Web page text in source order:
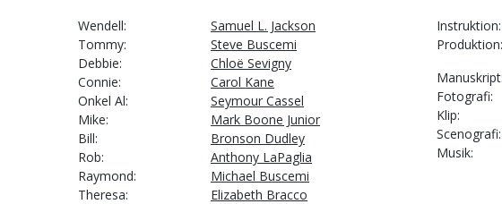
Wendell
Samuel L. Jackson
Tommy
Steve Buscemi
Debbie
Chloë Sevigny
Connie
Carol Kane
Onkel Al
Seymour Cassel
Mike
Mark Boone Junior
Bill
Bronson Dudley
Rob
Anthony LaPaglia
Raymond
Michael Buscemi
Theresa
Elizabeth Bracco
Instruktion
Produktion
Manuskript
Fotografi
Klip
Scenografi
Musik